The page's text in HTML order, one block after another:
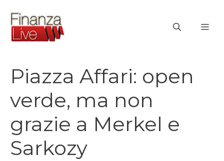
contenuto
Piazza Affari: open
verde, ma non
grazie a Merkel e
Sarkozy